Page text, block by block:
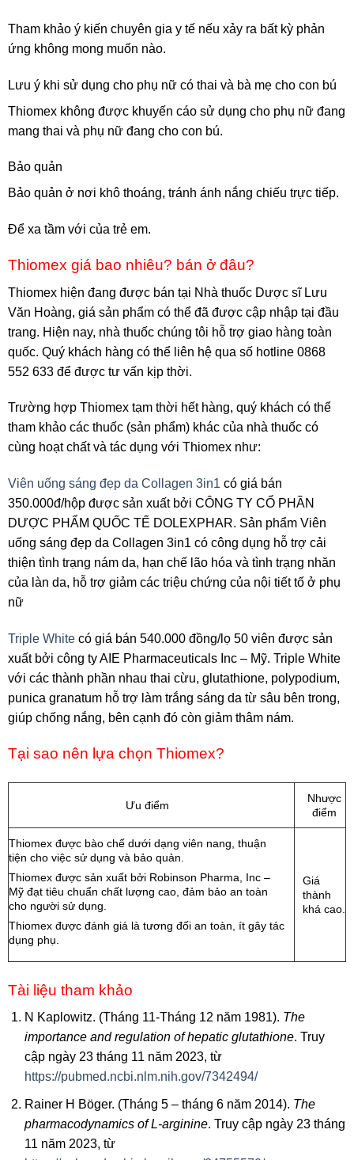
Tham khảo ý kiến chuyên gia y tế nếu xảy ra bất kỳ phản
ứng không mong muốn nào.
Lưu ý khi sử dụng cho phụ nữ có thai và bà mẹ cho con bú
Thiomex không được khuyến cáo sử dụng cho phụ nữ đang
mang thai và phụ nữ đang cho con bú.
Bảo quản
Bảo quản ở nơi khô thoáng, tránh ánh nắng chiếu trực tiếp.
Để xa tầm với của trẻ em.
Thiomex giá bao nhiêu? bán ở đâu?
Thiomex hiện đang được bán tại Nhà thuốc Dược sĩ Lưu
Văn Hoàng, giá sản phẩm có thể đã được cập nhập tại đầu
trang. Hiện nay, nhà thuốc chúng tôi hỗ trợ giao hàng toàn
quốc. Quý khách hàng có thể liên hệ qua số hotline 0868
552 633 để được tư vấn kịp thời.
Trường hợp Thiomex tạm thời hết hàng, quý khách có thể
tham khảo các thuốc (sản phẩm) khác của nhà thuốc có
cùng hoạt chất và tác dụng với Thiomex như:
Viên uống sáng đẹp da Collagen 3in1 có giá bán
350.000đ/hộp được sản xuất bởi CÔNG TY CỔ PHẦN
DƯỢC PHẨM QUỐC TẾ DOLEXPHAR. Sản phẩm Viên
uống sáng đẹp da Collagen 3in1 có công dụng hỗ trợ cải
thiện tình trạng nám da, hạn chế lão hóa và tình trạng nhăn
của làn da, hỗ trợ giảm các triệu chứng của nội tiết tố ở phụ
nữ
Triple White có giá bán 540.000 đồng/lọ 50 viên được sản
xuất bởi công ty AIE Pharmaceuticals Inc – Mỹ. Triple White
với các thành phần nhau thai cừu, glutathione, polypodium,
punica granatum hỗ trợ làm trắng sáng da từ sâu bên trong,
giúp chống nắng, bên cạnh đó còn giảm thâm nám.
Tại sao nên lựa chọn Thiomex?
Ưu điểm
Nhược
điểm
Thiomex được bào chế dưới dạng viên nang, thuận
tiện cho việc sử dụng và bảo quản.
Thiomex được sản xuất bởi Robinson Pharma, Inc –
Mỹ đạt tiêu chuẩn chất lượng cao, đảm bảo an toàn
cho người sử dụng.
Thiomex được đánh giá là tương đối an toàn, ít gây tác
dụng phụ.
Giá
thành
khá cao.
Tài liệu tham khảo
N Kaplowitz. (Tháng 11-Tháng 12 năm 1981). The
importance and regulation of hepatic glutathione. Truy
cập ngày 23 tháng 11 năm 2023, từ
https://pubmed.ncbi.nlm.nih.gov/7342494/
Rainer H Böger. (Tháng 5 – tháng 6 năm 2014). The
pharmacodynamics of L-arginine. Truy cập ngày 23 tháng
11 năm 2023, từ